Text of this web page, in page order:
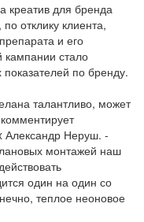
креатив для бренда
отклику клиента,
и его
кампании стало
по бренду.
талантливо, может
Александр Неруш. -
монтажей наш
один на один со
теплое неоновое